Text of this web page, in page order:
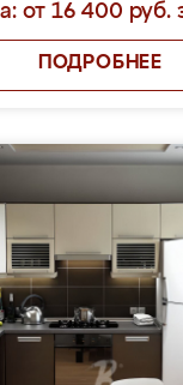
от 16 400 руб.
ПОДРОБНЕЕ